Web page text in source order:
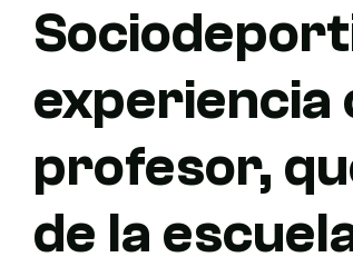
experiencia
profesor,
de la